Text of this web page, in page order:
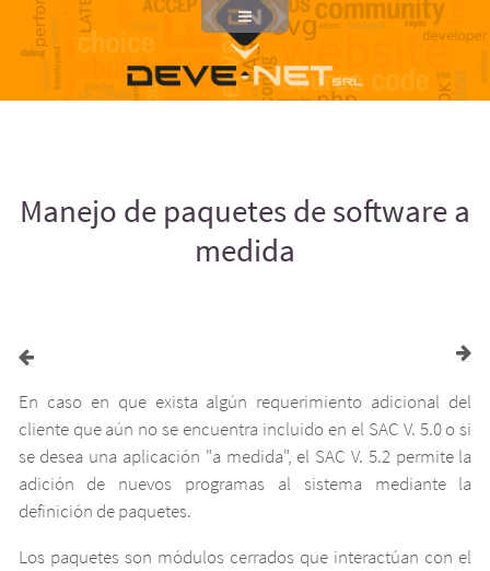
Manejo de paquetes de software a
medida
En caso en que exista algún requerimiento adicional del
cliente que aún no se encuentra incluido en el SAC V. 5.0 o si
se desea una aplicación "a medida", el SAC V. 5.2 permite la
adición de nuevos programas al sistema mediante la
definición de paquetes.
Los paquetes son módulos cerrados que interactúan con el
Clientes
Servicios
Lexivox
Características
Equipo
Agradecimientos
Contáctese